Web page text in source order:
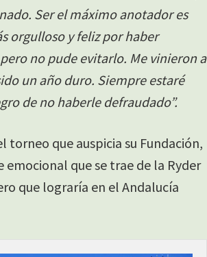
Ser el máximo anotador es
orgulloso y feliz por haber
no pude evitarlo. Me vinieron a
un año duro. Siempre estaré
de no haberle defraudado”.
torneo que auspicia su Fundación,
que se trae de la Ryder
que lograría en el Andalucía